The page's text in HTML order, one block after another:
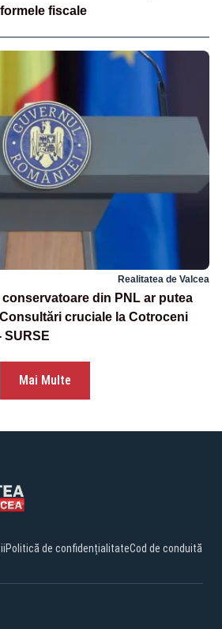
fiscale
Realitatea de Valcea
conservatoare din PNL ar putea
cruciale la Cotroceni
SURSE
Mai Multe
Politică de confidențialitateCod de conduită